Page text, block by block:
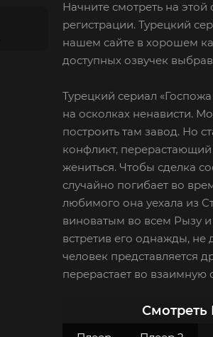
Начните смотреть на
регистрации. Турецкий
нашем сайте в хорошем
доступных озвучек
Турецкий сериал
на осколках ненависти.
построить там завод. Но
конфликт, перерастающий
жениться. Чтобы сделка
случайно погибает во
любимого она уехала из
виноватым во всем Рызу
встретив его однажды, не
человек представляется
перерастает во взаимную
Смотреть